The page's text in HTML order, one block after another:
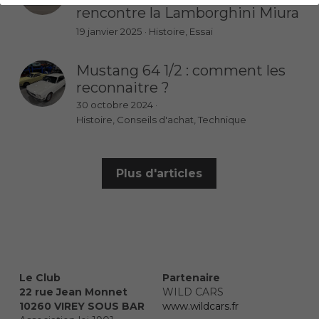
rencontre la Lamborghini Miura
19 janvier 2025 · Histoire, Essai
Mustang 64 1/2 : comment les
reconnaitre ?
30 octobre 2024·
Histoire, Conseils d'achat, Technique
Plus d'articles
Le Club
22 rue Jean Monnet
10260 VIREY SOUS BAR
Partenaire
WILD CARS
www.wildcars.fr